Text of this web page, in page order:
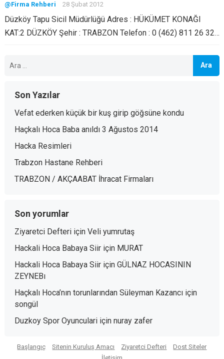
@Firma Rehberi 28 Şubat 2012
Düzköy Tapu Sicil Müdürlüğü Adres : HÜKÜMET KONAĞI
KAT:2 DÜZKÖY Şehir : TRABZON Telefon : 0 (462) 811 26 32…
Son Yazılar
Vefat ederken küçük bir kuş girip göğsüne kondu
Haçkalı Hoca Baba anıldı 3 Ağustos 2014
Hacka Resimleri
Trabzon Hastane Rehberi
TRABZON / AKÇAABAT İhracat Firmaları
Son yorumlar
Ziyaretci Defteriiçin Veli yumrutaş
Hackali Hoca Babaya Siiriçin MURAT
Hackali Hoca Babaya Siiriçin GÜLNAZ HOCASININ
ZEYNEBı
Haçkalı Hoca’nın torunlarından Süleyman Kazancıiçin
songül
Duzkoy Spor Oyunculariiçin nuray zafer
Başlangıç Sitenin Kuruluş Amacı Ziyaretci Defteri
Dost Siteler